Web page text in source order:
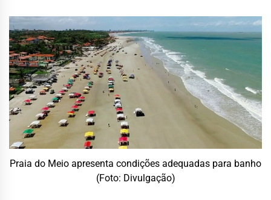
Praia do Meio apresenta condições adequadas para banho
(Foto: Divulgação)